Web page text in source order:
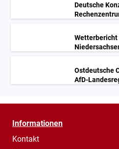
Deutsche
Wetterbericht
Ostdeutsche
AfD-
Informationen
Kontakt